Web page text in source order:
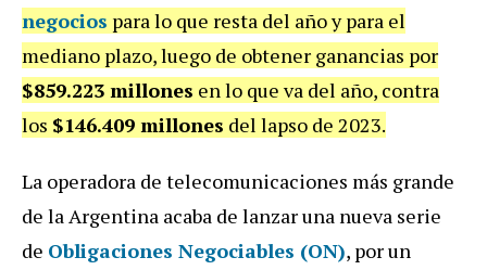
negocios para lo que resta del año y para el
mediano plazo, luego de obtener ganancias por
$859.223 millones en lo que va del año, contra
los $146.409 millones del lapso de 2023.
La operadora de telecomunicaciones más grande
de la Argentina acaba de lanzar una nueva serie
de Obligaciones Negociables (ON), por un